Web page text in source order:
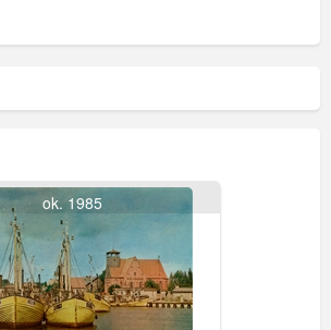
ok. 1985